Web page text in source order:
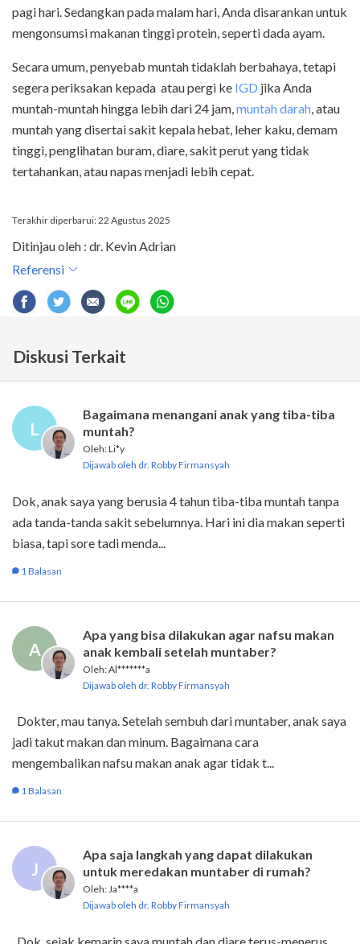
pagi hari. Sedangkan pada malam hari, Anda disarankan untuk
mengonsumsi makanan tinggi protein, seperti dada ayam.
Secara umum, penyebab muntah tidaklah berbahaya, tetapi
segera periksakan kepada atau pergi ke IGD jika Anda
muntah-muntah hingga lebih dari 24 jam,muntah darah, atau
muntah yang disertai sakit kepala hebat, leher kaku, demam
tinggi, penglihatan buram, diare, sakit perut yang tidak
tertahankan, atau napas menjadi lebih cepat.
Terakhir diperbarui: 22 Agustus 2025